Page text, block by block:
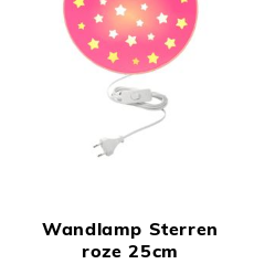
Wandlamp Sterren
roze 25cm